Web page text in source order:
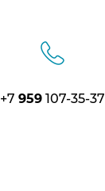
+7 959 107-35-37